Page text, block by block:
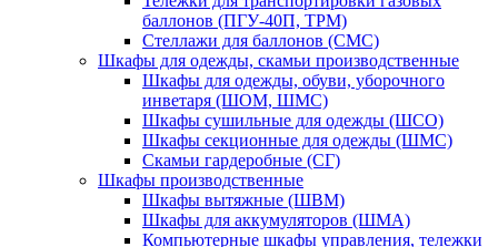
баллонов (ПГУ-40П, ТРМ)
Стеллажи для баллонов (СМС)
Шкафы для одежды, скамьи производственные
Шкафы для одежды, обуви, уборочного
инветаря (ШОМ, ШМС)
Шкафы сушильные для одежды (ШСО)
Шкафы секционные для одежды (ШМС)
Скамьи гардеробные (СГ)
Шкафы производственные
Шкафы вытяжные (ШВМ)
Шкафы для аккумуляторов (ШМА)
Компьютерные шкафы управления, тележки